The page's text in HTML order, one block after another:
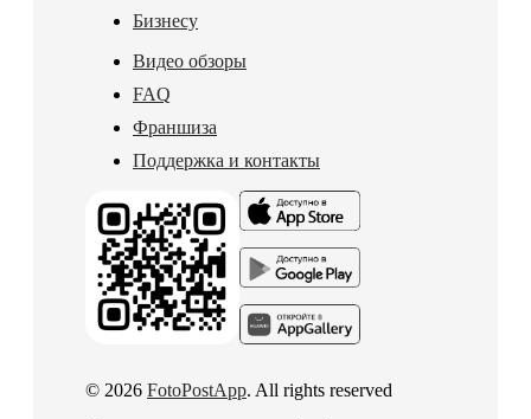
Бизнесу
Видео обзоры
FAQ
Франшиза
Поддержка и контакты
© 2026 FotoPostApp. All rights reserved